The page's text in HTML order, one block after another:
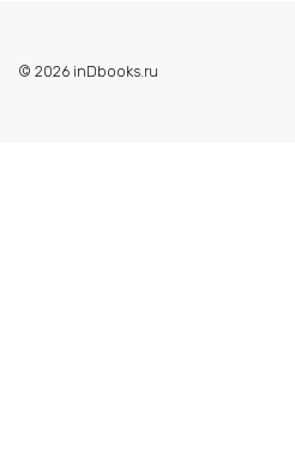
© 2026 inDbooks.ru